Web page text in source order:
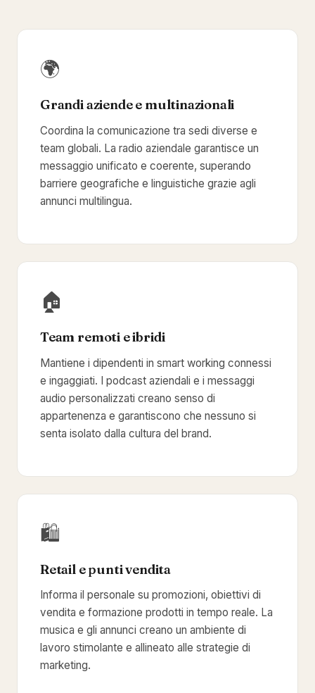
🌍
Grandi aziende e multinazionali
Coordina la comunicazione tra sedi diverse e
team globali. La radio aziendale garantisce un
messaggio unificato e coerente, superando
barriere geografiche e linguistiche grazie agli
annunci multilingua.
🏠
Team remoti e ibridi
Mantiene i dipendenti in smart working connessi
e ingaggiati. I podcast aziendali e i messaggi
audio personalizzati creano senso di
appartenenza e garantiscono che nessuno si
senta isolato dalla cultura del brand.
🛍️
Retail e punti vendita
Informa il personale su promozioni, obiettivi di
vendita e formazione prodotti in tempo reale. La
musica e gli annunci creano un ambiente di
lavoro stimolante e allineato alle strategie di
marketing.